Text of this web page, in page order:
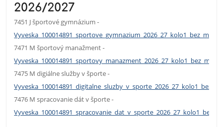
2026/2027
7451 J športové gymnázium -
7471 M športový manažment -
7475 M digiálne služby v športe -
7476 M spracovanie dát v športe -